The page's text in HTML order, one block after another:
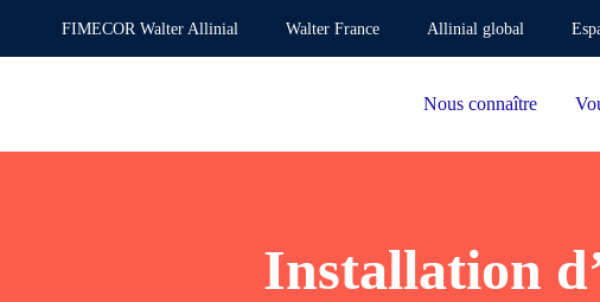
FIMECOR Walter Allinial Walter France Allinial global
Nous connaître
Installation